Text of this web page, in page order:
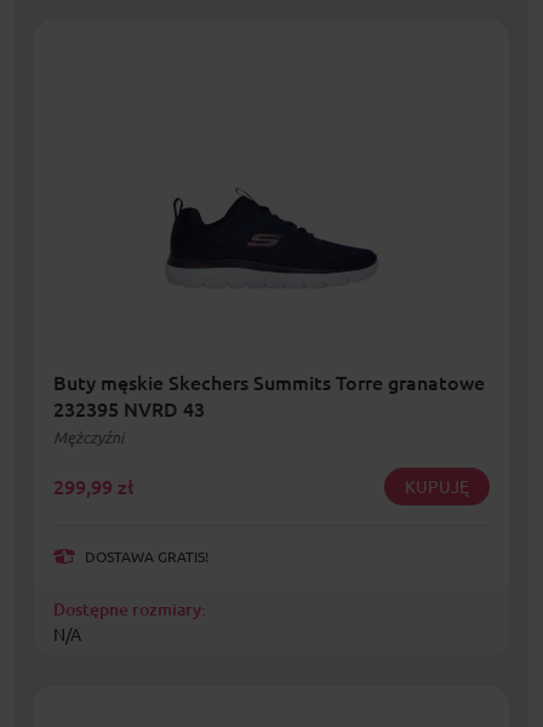
Buty męskie Skechers Summits Torre granatowe
232395 NVRD 43
Mężczyźni
299,99 zł KUPUJĘ
DOSTAWA GRATIS!
Dostępne rozmiary:
N/A